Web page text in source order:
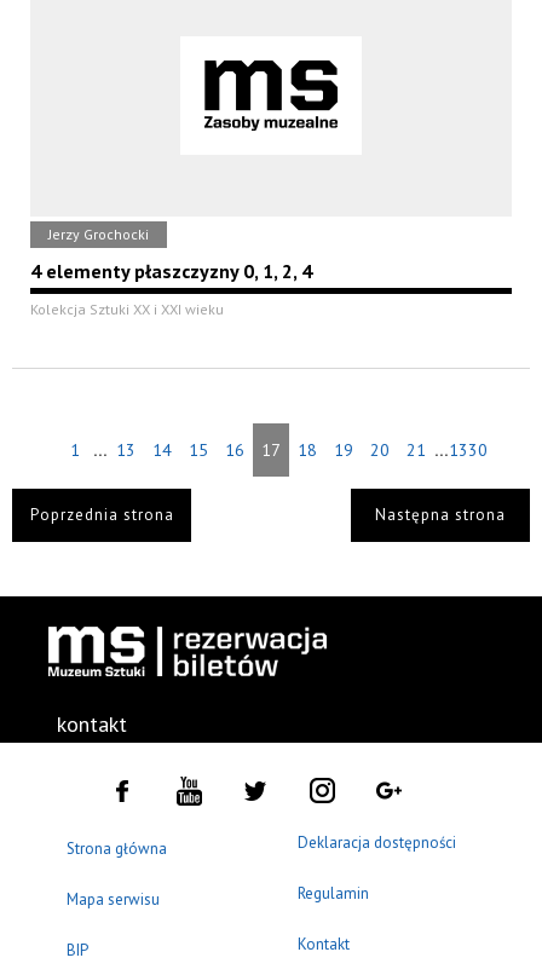
Jerzy Grochocki
4 elementy płaszczyzny 0, 1, 2, 4
Kolekcja Sztuki XX i XXI wieku
1 ... 13 14 15 16 17 18 19 20 21 ...1330
Poprzednia strona Następna strona
kontakt
Strona główna
Mapa serwisu
BIP
Deklaracja dostępności
Regulamin
Kontakt